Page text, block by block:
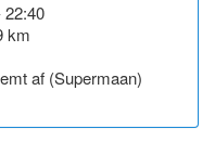
22:40
km
af (Supermaan)